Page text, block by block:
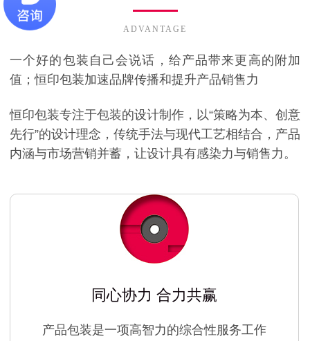
ADVANTAGE
一个好的包装自己会说话，给产品带来更高的附加
值；恒印包装加速品牌传播和提升产品销售力
恒印包装专注于包装的设计制作，以“策略为本、创意
先行”的设计理念，传统手法与现代工艺相结合，产品
内涵与市场营销并蓄，让设计具有感染力与销售力。
同心协力 合力共赢
产品包装是一项高智力的综合性服务工作